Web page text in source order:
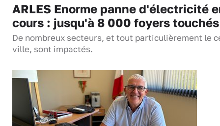
ARLES Enorme panne d'électricité
cours : jusqu'à 8 000 foyers touchés
De nombreux secteurs, et tout particulièrement le
ville, sont impactés.